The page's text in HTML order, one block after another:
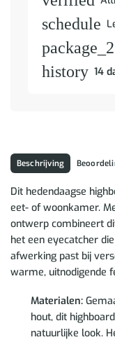
schedule
package_2
history 14
Beschrijving
Dit hedendaagse
eet- of woonkamer.
ontwerp combineert
het een eyecatcher
afwerking past bij
warme, uitnodigende
Materialen:
hout, dit
natuurlijke look.